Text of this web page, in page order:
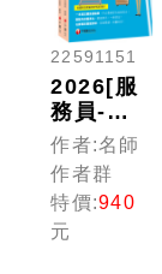
22591151
2026[服
務員-運
務]國營
臺鐵公司
從業人員
甄試佐級
課文版套
作者:名師
作者群
特價:940
元